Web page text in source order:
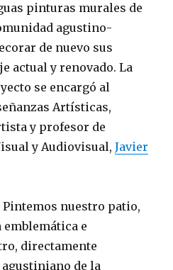
pinturas murales de
agustino-
de nuevo sus
actual y renovado. La
se encargó al
Artísticas,
y profesor de
y Audiovisual,Javier
nuestro patio,
emblemática e
directamente
de la